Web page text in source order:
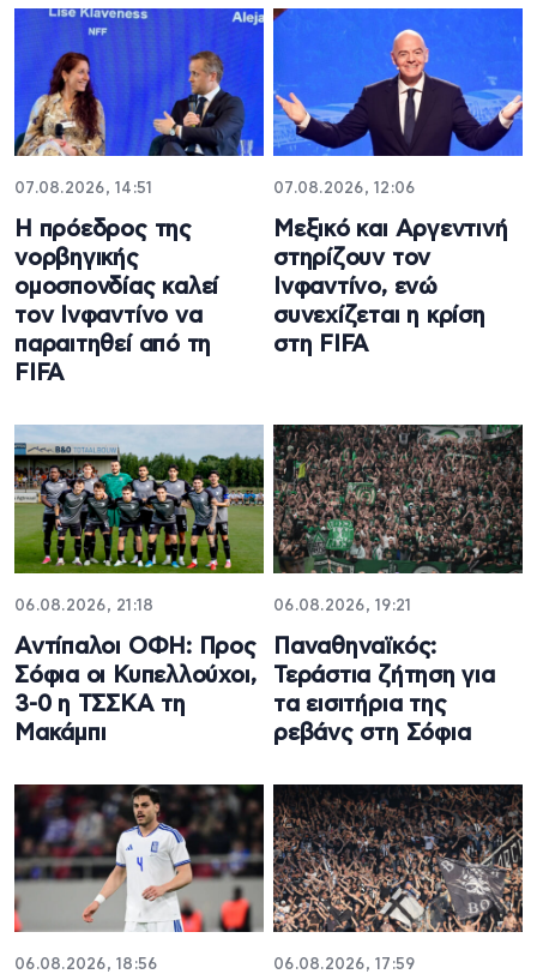
07.08.2026, 14:51
Η πρόεδρος της
νορβηγικής
ομοσπονδίας καλεί
τον Ινφαντίνο να
παραιτηθεί από τη
FIFA
07.08.2026, 12:06
Μεξικό και Αργεντινή
στηρίζουν τον
Ινφαντίνο, ενώ
συνεχίζεται η κρίση
στη FIFA
06.08.2026, 21:18
Αντίπαλοι ΟΦΗ: Προς
Σόφια οι Κυπελλούχοι,
3-0 η ΤΣΣΚΑ τη
Μακάμπι
06.08.2026, 19:21
Παναθηναϊκός:
Τεράστια ζήτηση για
τα εισιτήρια της
ρεβάνς στη Σόφια
06.08.2026, 18:56 06.08.2026, 17:59